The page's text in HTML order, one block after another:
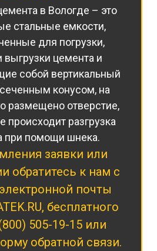
в Вологде – это
стальные емкости,
для погрузки,
выгрузки цемента и
собой вертикальный
конусом, на
размещено отверстие,
происходит разгрузка
при помощи шнека.
заявки или
обратитесь к нам с
почты
, бесплатного
505-19-15 или
обратной связи.